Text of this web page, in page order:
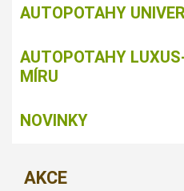
AUTOPOTAHY
AUTOPOTAHY
MÍRU
NOVINKY
AKCE